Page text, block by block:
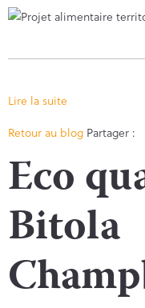
Lire la suite
Retour au blog Partager :
Eco
Bitola